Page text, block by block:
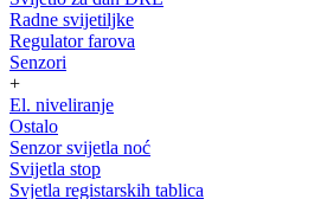
Radne svijetiljke
Regulator farova
Senzori
+
El. niveliranje
Ostalo
Senzor svijetla noć
Svijetla stop
Svjetla registarskih tablica